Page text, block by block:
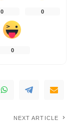
0 0
0
NEXT ARTICLE